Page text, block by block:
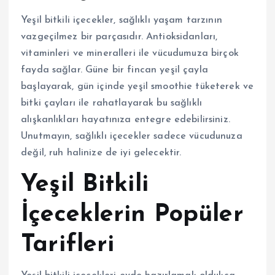
Yeşil bitkili içecekler, sağlıklı yaşam tarzının
vazgeçilmez bir parçasıdır. Antioksidanları,
vitaminleri ve mineralleri ile vücudumuza birçok
fayda sağlar. Güne bir fincan yeşil çayla
başlayarak, gün içinde yeşil smoothie tüketerek ve
bitki çayları ile rahatlayarak bu sağlıklı
alışkanlıkları hayatınıza entegre edebilirsiniz.
Unutmayın, sağlıklı içecekler sadece vücudunuza
değil, ruh halinize de iyi gelecektir.
Yeşil Bitkili
İçeceklerin Popüler
Tarifleri